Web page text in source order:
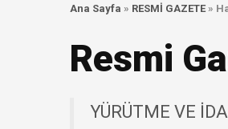
Ana Sayfa » RESMİ GAZETE »
Resmi
YÜRÜTME VE